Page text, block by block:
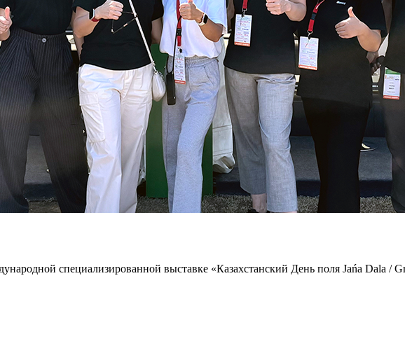
специализированной выставке «Казахстанский День поля Jańa Dala /